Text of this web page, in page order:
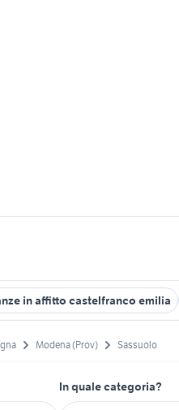
in affitto castelfranco emilia
Modena (Prov) Sassuolo
In quale categoria?